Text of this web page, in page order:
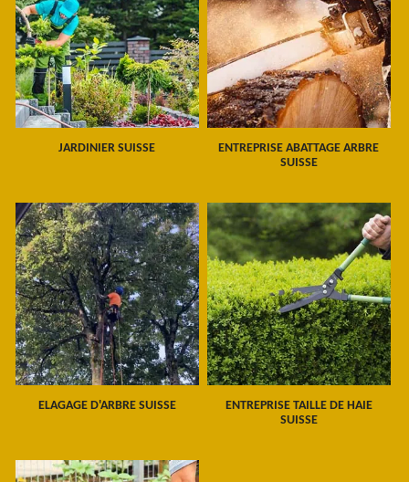
JARDINIER SUISSE
ENTREPRISE ABATTAGE ARBRE
SUISSE
ELAGAGE D'ARBRE SUISSE
ENTREPRISE TAILLE DE HAIE
SUISSE